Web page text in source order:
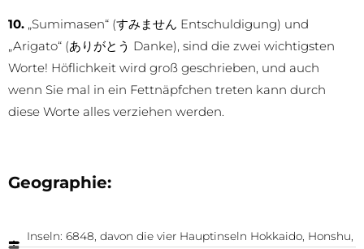
10. „Sumimasen“ (すみません Entschuldigung) und
„Arigato“ (ありがとう Danke), sind die zwei wichtigsten
Worte! Höflichkeit wird groß geschrieben, und auch
wenn Sie mal in ein Fettnäpfchen treten kann durch
diese Worte alles verziehen werden.
Geographie:
Inseln: 6848, davon die vier Hauptinseln Hokkaido, Honshu,